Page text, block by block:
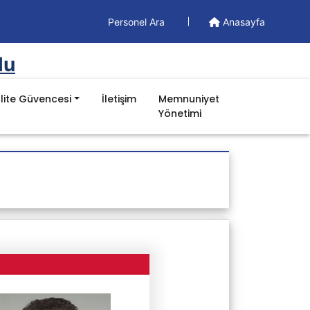
Personel Ara Anasayfa
Güvencesi
Prosedürler
İletişim
Memnuniyet
Yönetimi